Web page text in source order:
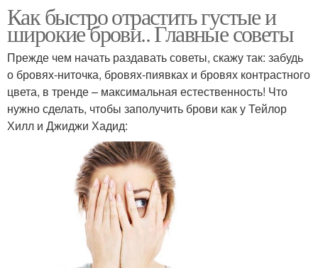
Как быстро отрастить густые и
широкие брови.. Главные советы
Прежде чем начать раздавать советы, скажу так: забудь
о бровях-ниточка, бровях-пиявках и бровях контрастного
цвета, в тренде – максимальная естественность! Что
нужно сделать, чтобы заполучить брови как у Тейлор
Хилл и Джиджи Хадид: